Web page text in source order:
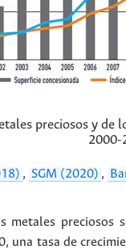
preciosos y de
2000-
, SGM (2020) ,
metales
una tasa de